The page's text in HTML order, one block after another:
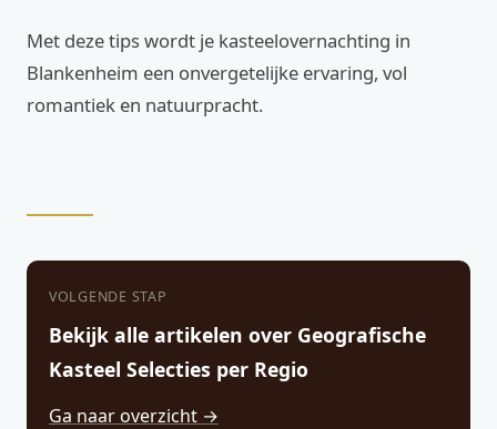
Met deze tips wordt je kasteelovernachting in
Blankenheim een onvergetelijke ervaring, vol
romantiek en natuurpracht.
VOLGENDE STAP
Bekijk alle artikelen over Geografische
Kasteel Selecties per Regio
Ga naar overzicht →